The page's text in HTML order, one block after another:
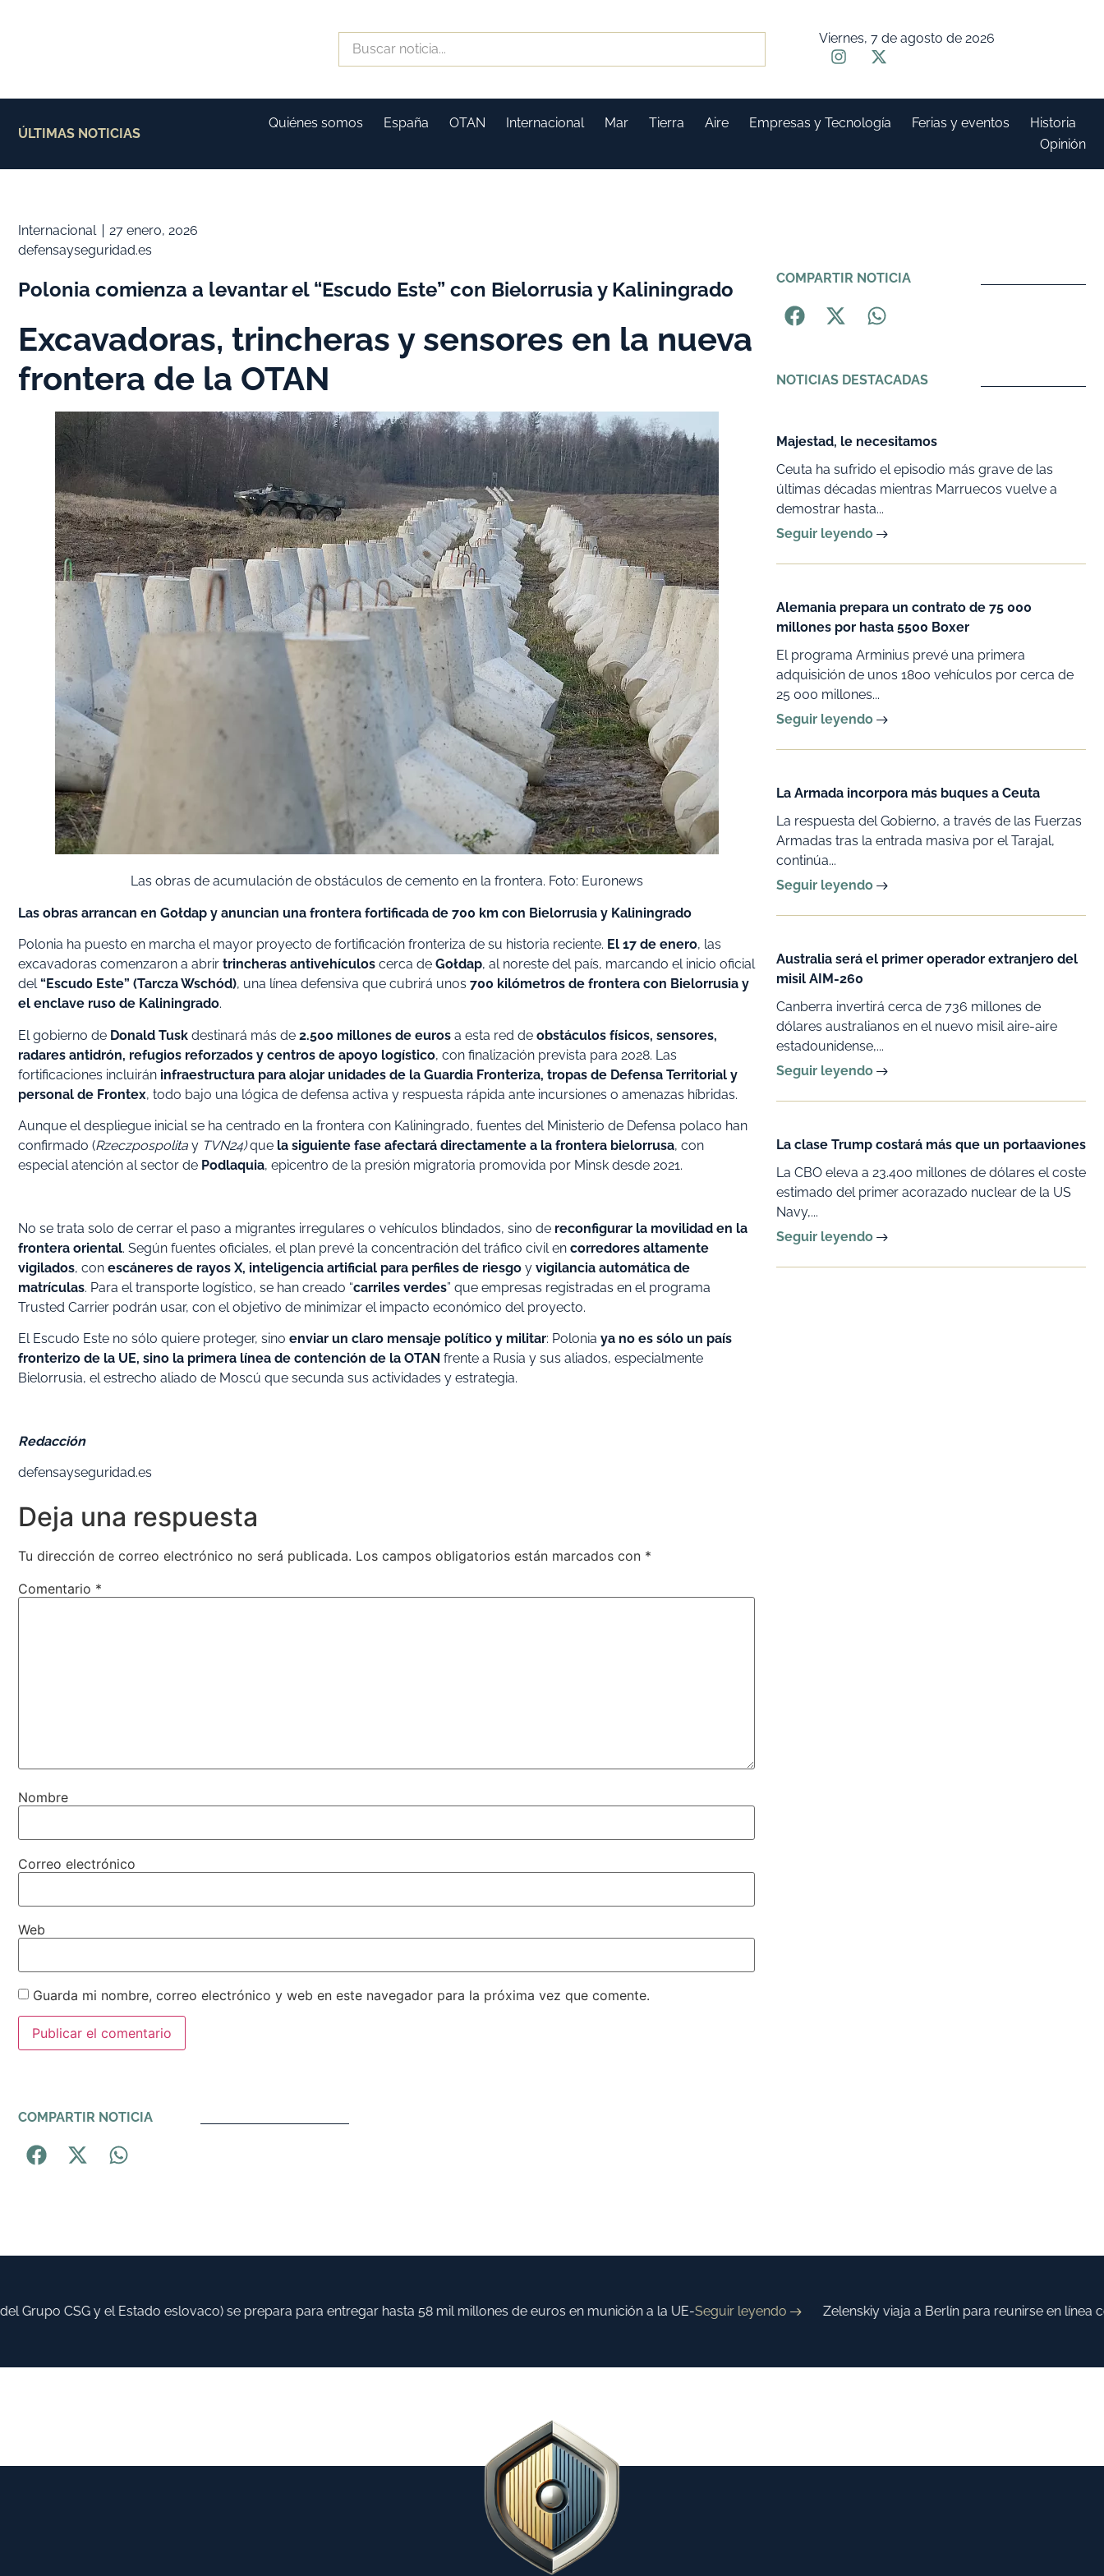
Viernes, 7 de agosto de 2026
ÚLTIMAS NOTICIAS
Quiénes somos España OTAN Internacional Mar Tierra Aire Empresas y Tecnología Ferias y eventos
Historia
Opinión
Internacional
27 enero, 2026
defensayseguridad.es
Polonia comienza a levantar el “Escudo Este” con Bielorrusia y Kaliningrado
Excavadoras, trincheras y sensores en la nueva
frontera de la OTAN
Las obras de acumulación de obstáculos de cemento en la frontera. Foto: Euronews
Las obras arrancan en Gołdap y anuncian una frontera fortificada de 700 km con Bielorrusia y Kaliningrado
Polonia ha puesto en marcha el mayor proyecto de fortificación fronteriza de su historia reciente. El 17 de enero, las
excavadoras comenzaron a abrir trincheras antivehículos cerca de Gołdap, al noreste del país, marcando el inicio oficial
del“Escudo Este” (Tarcza Wschód), una línea defensiva que cubrirá unos 700 kilómetros de frontera con Bielorrusia y
el enclave ruso de Kaliningrado.
El gobierno de Donald Tusk destinará más de 2.500 millones de euros a esta red de obstáculos físicos, sensores,
radares antidrón, refugios reforzados y centros de apoyo logístico, con finalización prevista para 2028. Las
fortificaciones incluirán infraestructura para alojar unidades de la Guardia Fronteriza, tropas de Defensa Territorial y
personal de Frontex, todo bajo una lógica de defensa activa y respuesta rápida ante incursiones o amenazas híbridas.
Aunque el despliegue inicial se ha centrado en la frontera con Kaliningrado, fuentes del Ministerio de Defensa polaco han
confirmado (Rzeczpospolita y TVN24)que la siguiente fase afectará directamente a la frontera bielorrusa, con
especial atención al sector de Podlaquia, epicentro de la presión migratoria promovida por Minsk desde 2021.
No se trata solo de cerrar el paso a migrantes irregulares o vehículos blindados, sino de reconfigurar la movilidad en la
frontera oriental. Según fuentes oficiales, el plan prevé la concentración del tráfico civil en corredores altamente
vigilados, con escáneres de rayos X, inteligencia artificial para perfiles de riesgo y vigilancia automática de
matrículas. Para el transporte logístico, se han creado “carriles verdes” que empresas registradas en el programa
Trusted Carrier podrán usar, con el objetivo de minimizar el impacto económico del proyecto.
El Escudo Este no sólo quiere proteger, sino enviar un claro mensaje político y militar: Polonia ya no es sólo un país
fronterizo de la UE, sino la primera línea de contención de la OTAN frente a Rusia y sus aliados, especialmente
Bielorrusia, el estrecho aliado de Moscú que secunda sus actividades y estrategia.
Redacción
defensayseguridad.es
Deja una respuesta
Tu dirección de correo electrónico no será publicada. Los campos obligatorios están marcados con *
Comentario *
Nombre
Correo electrónico
Web
Guarda mi nombre, correo electrónico y web en este navegador para la próxima vez que comente.
COMPARTIR NOTICIA
NOTICIAS DESTACADAS
Majestad, le necesitamos
Ceuta ha sufrido el episodio más grave de las
últimas décadas mientras Marruecos vuelve a
demostrar hasta...
Seguir leyendo
Alemania prepara un contrato de 75 000
millones por hasta 5500 Boxer
El programa Arminius prevé una primera
adquisición de unos 1800 vehículos por cerca de
25 000 millones...
Seguir leyendo
La Armada incorpora más buques a Ceuta
La respuesta del Gobierno, a través de las Fuerzas
Armadas tras la entrada masiva por el Tarajal,
continúa...
Seguir leyendo
Australia será el primer operador extranjero del
misil AIM-260
Canberra invertirá cerca de 736 millones de
dólares australianos en el nuevo misil aire-aire
estadounidense,...
Seguir leyendo
La clase Trump costará más que un portaaviones
La CBO eleva a 23.400 millones de dólares el coste
estimado del primer acorazado nuclear de la US
Navy,...
Seguir leyendo
COMPARTIR NOTICIA
Grupo CSG y el Estado eslovaco) se prepara para entregar hasta 58 mil millones de euros en munición a la UE-Seguir leyendo Zelenskiy viaja a Berlín para reunirse en línea